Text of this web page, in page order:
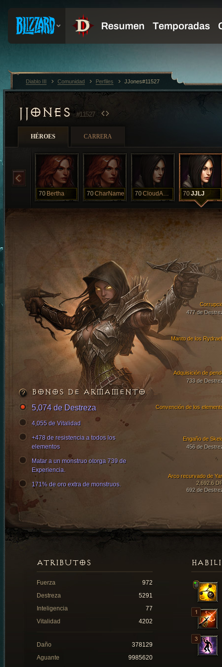
JJONES#11527
HÉROES CARRERA
70 Bertha 70CharName 70 CloudAAAAAAA 70JJLJ
Manto de los
Adquisición de
733 de
477 de
Engaño de
456 de
Arco recurvado de
2,692.6
692 de
Convención de los
BONOS DE ARMAMENTO
5,074 de Destreza
4,055 de Vitalidad
+478 de resistencia a todos los
elementos
Matar a un monstruo otorga 739 de
Experiencia.
171% de oro extra de monstruos.
ATRIBUTOS
Fuerza
972
Destreza
5291
Inteligencia
77
Vitalidad
4202
Daño
378129
Aguante
9985620
Diablo III Comunidad Perfiles JJones#11527